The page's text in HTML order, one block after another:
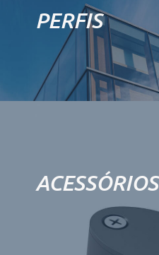
PERFIS
ACESSÓRIOS